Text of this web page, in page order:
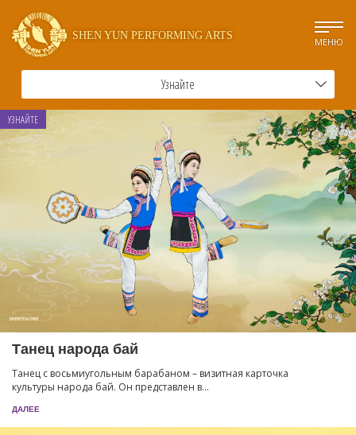
SHEN YUN PERFORMING ARTS
МЕНЮ
Узнайте
УЗНАЙТЕ
Танец народа бай
Танец с восьмиугольным барабаном – визитная карточка
культуры народа бай. Он представлен в...
ДАЛЕЕ